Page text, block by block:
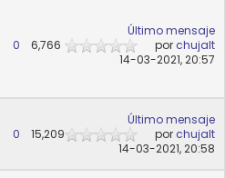
0 6,766
Último mensaje
por chujalt
14-03-2021, 20:57
0 15,209
Último mensaje
por chujalt
14-03-2021, 20:58